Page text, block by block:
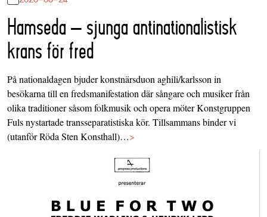
Hamseda – sjunga antinationalistisk
krans för fred
På nationaldagen bjuder konstnärsduon aghili/karlsson in
besökarna till en fredsmanifestation där sångare och musiker från
olika traditioner såsom folkmusik och opera möter Konstgruppen
Fuls nystartade transseparatistiska kör. Tillsammans binder vi
(utanför Röda Sten Konsthall)…>